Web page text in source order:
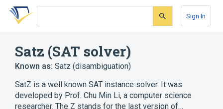
Skip
search
Skip
Skip
account
Sign In
Satz (SAT solver)
Known as: Satz (disambiguation)
SatZ is a well known SAT instance solver. It was
developed by Prof. Chu Min Li, a computer science
researcher. The Z stands for the last version of…